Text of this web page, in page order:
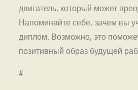
двигатель, который может
Напоминайте себе, зачем вы
диплом. Возможно, это
позитивный образ будущей
#